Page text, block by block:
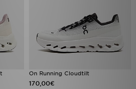
On Running Cloudtilt
170,00€